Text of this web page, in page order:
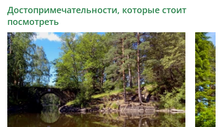
Достопримечательности, которые стоит
посмотреть